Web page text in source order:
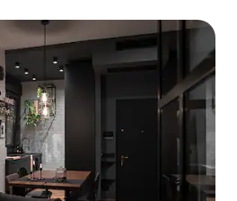
す。